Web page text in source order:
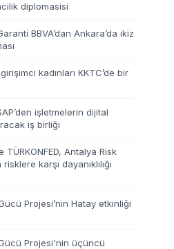
diplomasisi
BBVA’dan Ankara’da ikiz
kadınları KKTC’de bir
işletmelerin dijital
iş birliği
Antalya Risk
karşı dayanıklılığı
Projesi’nin Hatay etkinliği
Projesi'nin üçüncü